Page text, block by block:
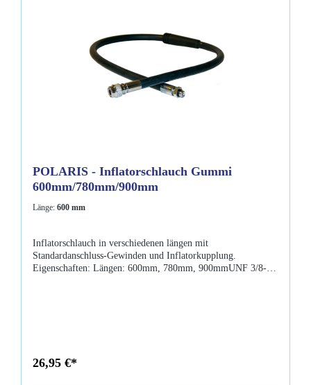
POLARIS - Inflatorschlauch Gummi
600mm/780mm/900mm
Länge: 600 mm
Inflatorschlauch in verschiedenen längen mit
Standardanschluss-Gewinden und Inflatorkupplung.
Eigenschaften: Längen: 600mm, 780mm, 900mmUNF 3/8-
26,95 €*